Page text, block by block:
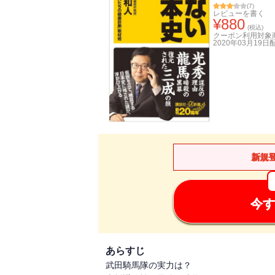
(7)
レビューを書く
¥880 (税込)
クーポン利用対象
2020年03月19日
新規
今
あらすじ
武田騎馬隊の実力は？